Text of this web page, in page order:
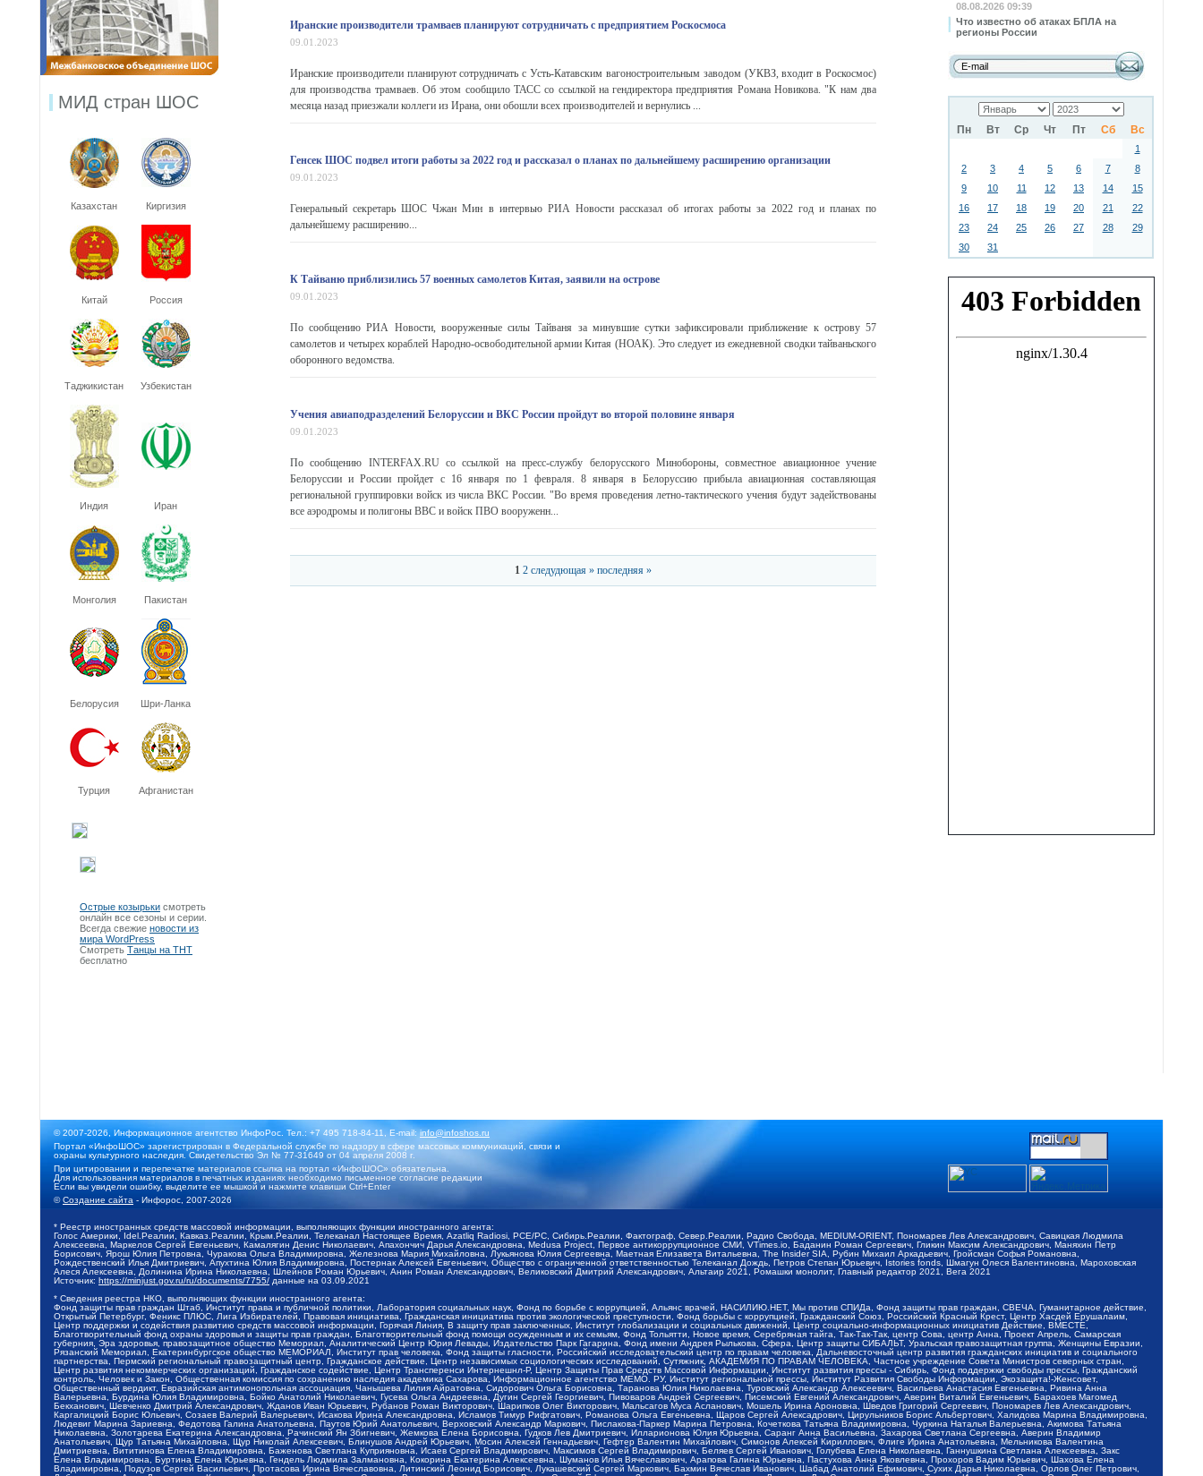
08.08.2026 09:39
Что известно об атаках БПЛА на
регионы России
Пн Вт Ср Чт Пт Сб Вс
1
2
3 4 5 6 7
8
9
10 11 12 13 14
15
16
17 18 19 20 21
22
23
24 25 26 27 28
29
30
31
МИД стран ШОС
Казахстан Киргизия
Китай Россия
Таджикистан Узбекистан
Индия Иран
Монголия Пакистан
Белорусия Шри-Ланка
Турция Афганистан
Острые козырьки смотреть
онлайн все сезоны и серии.
Всегда свежие новости из
мира WordPress
Смотреть Танцы на ТНТ
бесплатно
Иранские производители трамваев планируют сотрудничать с предприятием Роскосмоса
09.01.2023
Иранские производители планируют сотрудничать с Усть-Катавским вагоностроительным заводом (УКВЗ, входит в Роскосмос)
для производства трамваев. Об этом сообщило ТАСС со ссылкой на гендиректора предприятия Романа Новикова. "К нам два
месяца назад приезжали коллеги из Ирана, они обошли всех производителей и вернулись ...
Генсек ШОС подвел итоги работы за 2022 год и рассказал о планах по дальнейшему расширению организации
09.01.2023
Генеральный секретарь ШОС Чжан Мин в интервью РИА Новости рассказал об итогах работы за 2022 год и планах по
дальнейшему расширению...
К Тайваню приблизились 57 военных самолетов Китая, заявили на острове
09.01.2023
По сообщению РИА Новости, вооруженные силы Тайваня за минувшие сутки зафиксировали приближение к острову 57
самолетов и четырех кораблей Народно-освободительной армии Китая (НОАК). Это следует из ежедневной сводки тайваньского
оборонного ведомства.
Учения авиаподразделений Белоруссии и ВКС России пройдут во второй половине января
09.01.2023
По сообщению INTERFAX.RU со ссылкой на пресс-службу белорусского Минобороны, совместное авиационное учение
Белоруссии и России пройдет с 16 января по 1 февраля. 8 января в Белоруссию прибыла авиационная составляющая
региональной группировки войск из числа ВКС России. "Во время проведения летно-тактического учения будут задействованы
все аэродромы и полигоны ВВС и войск ПВО вооруженн...
1 2 следудющая » последняя »
© 2007-2026, Информационное агентство ИнфоРос. Тел.: +7 495 718-84-11, E-mail:info@infoshos.ru
Портал «ИнфоШОС» зарегистрирован в Федеральной службе по надзору в сфере массовых коммуникаций, связи и
охраны культурного наследия. Свидетельство Эл № 77-31649 от 04 апреля 2008 г.
При цитировании и перепечатке материалов ссылка на портал «ИнфоШОС» обязательна.
Для использования материалов в печатных изданиях необходимо письменное согласие редакции
Если вы увидели ошибку, выделите ее мышкой и нажмите клавиши Ctrl+Enter
©Создание сайта - Инфорос, 2007-2026
* Реестр иностранных средств массовой информации, выполняющих функции иностранного агента:
Голос Америки, Idel.Реалии, Кавказ.Реалии, Крым.Реалии, Телеканал Настоящее Время, Azatliq Radiosi, PCE/PC, Сибирь.Реалии, Фактограф, Север.Реалии, Радио Свобода, MEDIUM-ORIENT, Пономарев Лев Александрович, Савицкая Людмила
Алексеевна, Маркелов Сергей Евгеньевич, Камалягин Денис Николаевич, Апахончич Дарья Александровна, Medusa Project, Первое антикоррупционное СМИ, VTimes.io, Баданин Роман Сергеевич, Гликин Максим Александрович, Маняхин Петр
Борисович, Ярош Юлия Петровна, Чуракова Ольга Владимировна, Железнова Мария Михайловна, Лукьянова Юлия Сергеевна, Маетная Елизавета Витальевна, The Insider SIA, Рубин Михаил Аркадьевич, Гройсман Софья Романовна,
Рождественский Илья Дмитриевич, Апухтина Юлия Владимировна, Постернак Алексей Евгеньевич, Общество с ограниченной ответственностью Телеканал Дождь, Петров Степан Юрьевич, Istories fonds, Шмагун Олеся Валентиновна, Мароховская
Алеся Алексеевна, Долинина Ирина Николаевна, Шлейнов Роман Юрьевич, Анин Роман Александрович, Великовский Дмитрий Александрович, Альтаир 2021, Ромашки монолит, Главный редактор 2021, Вега 2021
Источник: https://minjust.gov.ru/ru/documents/7755/ данные на 03.09.2021
* Сведения реестра НКО, выполняющих функции иностранного агента:
Фонд защиты прав граждан Штаб, Институт права и публичной политики, Лаборатория социальных наук, Фонд по борьбе с коррупцией, Альянс врачей, НАСИЛИЮ.НЕТ, Мы против СПИДа, Фонд защиты прав граждан, СВЕЧА, Гуманитарное действие,
Открытый Петербург, Феникс ПЛЮС, Лига Избирателей, Правовая инициатива, Гражданская инициатива против экологической преступности, Фонд борьбы с коррупцией, Гражданский Союз, Российский Красный Крест, Центр Хасдей Ерушалаим,
Центр поддержки и содействия развитию средств массовой информации, Горячая Линия, В защиту прав заключенных, Институт глобализации и социальных движений, Центр социально-информационных инициатив Действие, ВМЕСТЕ,
Благотворительный фонд охраны здоровья и защиты прав граждан, Благотворительный фонд помощи осужденным и их семьям, Фонд Тольятти, Новое время, Серебряная тайга, Так-Так-Так, центр Сова, центр Анна, Проект Апрель, Самарская
губерния, Эра здоровья, правозащитное общество Мемориал, Аналитический Центр Юрия Левады, Издательство Парк Гагарина, Фонд имени Андрея Рылькова, Сфера, Центр защиты СИБАЛЬТ, Уральская правозащитная группа, Женщины Евразии,
Рязанский Мемориал, Екатеринбургское общество МЕМОРИАЛ, Институт прав человека, Фонд защиты гласности, Российский исследовательский центр по правам человека, Дальневосточный центр развития гражданских инициатив и социального
партнерства, Пермский региональный правозащитный центр, Гражданское действие, Центр независимых социологических исследований, Сутяжник, АКАДЕМИЯ ПО ПРАВАМ ЧЕЛОВЕКА, Частное учреждение Совета Министров северных стран,
Центр развития некоммерческих организаций, Гражданское содействие, Центр Трансперенси Интернешнл-Р, Центр Защиты Прав Средств Массовой Информации, Институт развития прессы - Сибирь, Фонд поддержки свободы прессы, Гражданский
контроль, Человек и Закон, Общественная комиссия по сохранению наследия академика Сахарова, Информационное агентство МЕМО. РУ, Институт региональной прессы, Институт Развития Свободы Информации, Экозащита!-Женсовет,
Общественный вердикт, Евразийская антимонопольная ассоциация, Чанышева Лилия Айратовна, Сидорович Ольга Борисовна, Таранова Юлия Николаевна, Туровский Александр Алексеевич, Васильева Анастасия Евгеньевна, Ривина Анна
Валерьевна, Бурдина Юлия Владимировна, Бойко Анатолий Николаевич, Гусева Ольга Андреевна, Дугин Сергей Георгиевич, Пивоваров Андрей Сергеевич, Писемский Евгений Александрович, Аверин Виталий Евгеньевич, Барахоев Магомед
Бекханович, Шевченко Дмитрий Александрович, Жданов Иван Юрьевич, Рубанов Роман Викторович, Шарипков Олег Викторович, Мальсагов Муса Асланович, Мошель Ирина Ароновна, Шведов Григорий Сергеевич, Пономарев Лев Александрович,
Каргалицкий Борис Юльевич, Созаев Валерий Валерьевич, Исакова Ирина Александровна, Исламов Тимур Рифгатович, Романова Ольга Евгеньевна, Щаров Сергей Алексадрович, Цирульников Борис Альбертович, Халидова Марина Владимировна,
Людевиг Марина Зариевна, Федотова Галина Анатольевна, Паутов Юрий Анатольевич, Верховский Александр Маркович, Пислакова-Паркер Марина Петровна, Кочеткова Татьяна Владимировна, Чуркина Наталья Валерьевна, Акимова Татьяна
Николаевна, Золотарева Екатерина Александровна, Рачинский Ян Збигневич, Жемкова Елена Борисовна, Гудков Лев Дмитриевич, Илларионова Юлия Юрьевна, Саранг Анна Васильевна, Захарова Светлана Сергеевна, Аверин Владимир
Анатольевич, Щур Татьяна Михайловна, Щур Николай Алексеевич, Блинушов Андрей Юрьевич, Мосин Алексей Геннадьевич, Гефтер Валентин Михайлович, Симонов Алексей Кириллович, Флиге Ирина Анатольевна, Мельникова Валентина
Дмитриевна, Вититинова Елена Владимировна, Баженова Светлана Куприяновна, Исаев Сергей Владимирович, Максимов Сергей Владимирович, Беляев Сергей Иванович, Голубева Елена Николаевна, Ганнушкина Светлана Алексеевна, Закс
Елена Владимировна, Буртина Елена Юрьевна, Гендель Людмила Залмановна, Кокорина Екатерина Алексеевна, Шуманов Илья Вячеславович, Арапова Галина Юрьевна, Пастухова Анна Яковлевна, Прохоров Вадим Юрьевич, Шахова Елена
Владимировна, Подузов Сергей Васильевич, Протасова Ирина Вячеславовна, Литинский Леонид Борисович, Лукашевский Сергей Маркович, Бахмин Вячеслав Иванович, Шабад Анатолий Ефимович, Сухих Дарья Николаевна, Орлов Олег Петрович,